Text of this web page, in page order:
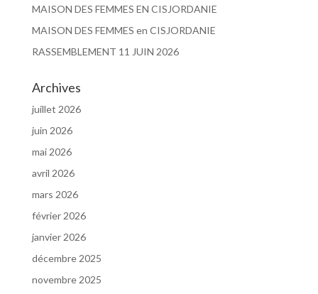
MAISON DES FEMMES EN CISJORDANIE
MAISON DES FEMMES en CISJORDANIE
RASSEMBLEMENT 11 JUIN 2026
Archives
juillet 2026
juin 2026
mai 2026
avril 2026
mars 2026
février 2026
janvier 2026
décembre 2025
novembre 2025